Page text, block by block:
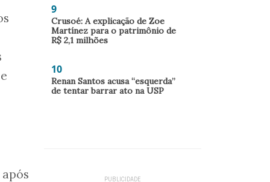
9
Crusoé: A explicação de Zoe
Martínez para o patrimônio de
R$ 2,1 milhões
10
Renan Santos acusa “esquerda”
de tentar barrar ato na USP